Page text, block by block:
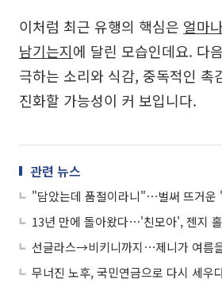
이처럼 최근 유행의 핵심은 얼마
남기는지에 달린 모습인데요. 다
극하는 소리와 식감, 중독적인 촉
진화할 가능성이 커 보입니다.
관련 뉴스
13년 만에 돌아왔다⋯'친모아', 젠지
선글라스→비키니까지⋯제니가 여름
무너진 노후, 국민연금으로 다시 세우